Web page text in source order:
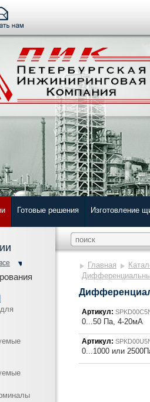
Готовые решения Изготовление
Главная
Артикул:
0...50 Па, 4-20мА
Артикул:
0...1000 или